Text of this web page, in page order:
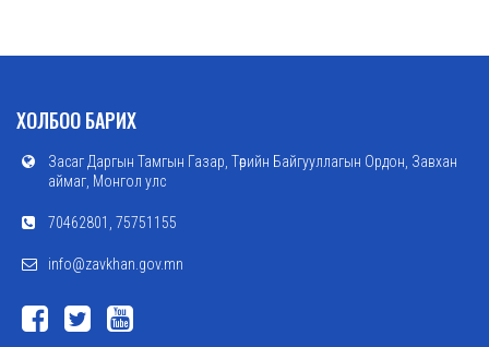
ХОЛБОО БАРИХ
Засаг Даргын Тамгын Газар, Төрийн Байгууллагын Ордон, Завхан
аймаг, Монгол улс
70462801, 75751155
info@zavkhan.gov.mn